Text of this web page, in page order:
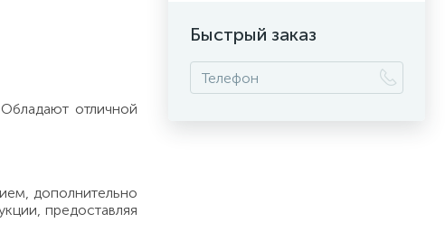
отличной
дополнительно
предоставляя
Быстрый заказ